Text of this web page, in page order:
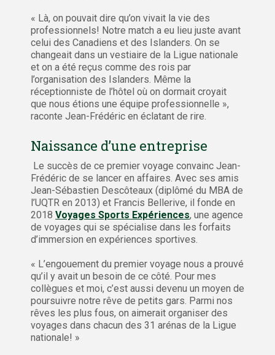
« Là, on pouvait dire qu’on vivait la vie des
professionnels! Notre match a eu lieu juste avant
celui des Canadiens et des Islanders. On se
changeait dans un vestiaire de la Ligue nationale
et on a été reçus comme des rois par
l’organisation des Islanders. Même la
réceptionniste de l’hôtel où on dormait croyait
que nous étions une équipe professionnelle »,
raconte Jean-Frédéric en éclatant de rire.
Naissance d’une entreprise
Le succès de ce premier voyage convainc Jean-
Frédéric de se lancer en affaires. Avec ses amis
Jean-Sébastien Descôteaux (diplômé du MBA de
l’UQTR en 2013) et Francis Bellerive, il fonde en
2018 Voyages Sports Expériences, une agence
de voyages qui se spécialise dans les forfaits
d’immersion en expériences sportives.
« L’engouement du premier voyage nous a prouvé
qu’il y avait un besoin de ce côté. Pour mes
collègues et moi, c’est aussi devenu un moyen de
poursuivre notre rêve de petits gars. Parmi nos
rêves les plus fous, on aimerait organiser des
voyages dans chacun des 31 arénas de la Ligue
nationale! »